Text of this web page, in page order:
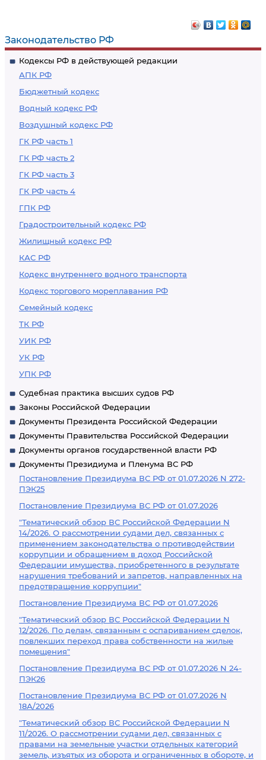
Законодательство РФ
Кодексы РФ в действующей редакции
АПК РФ
Бюджетный кодекс
Водный кодекс РФ
Воздушный кодекс РФ
ГК РФ часть 1
ГК РФ часть 2
ГК РФ часть 3
ГК РФ часть 4
ГПК РФ
Градостроительный кодекс РФ
Жилищный кодекс РФ
КАС РФ
Кодекс внутреннего водного транспорта
Кодекс торгового мореплавания РФ
Семейный кодекс
ТК РФ
УИК РФ
УК РФ
УПК РФ
Судебная практика высших судов РФ
Законы Российской Федерации
Документы Президента Российской Федерации
Документы Правительства Российской Федерации
Документы органов государственной власти РФ
Документы Президиума и Пленума ВС РФ
Постановление Президиума ВС РФ от 01.07.2026 N 272-
ПЭК25
Постановление Президиума ВС РФ от 01.07.2026
"Тематический обзор ВС Российской Федерации N
14/2026. О рассмотрении судами дел, связанных с
применением законодательства о противодействии
коррупции и обращением в доход Российской
Федерации имущества, приобретенного в результате
нарушения требований и запретов, направленных на
предотвращение коррупции"
Постановление Президиума ВС РФ от 01.07.2026
"Тематический обзор ВС Российской Федерации N
12/2026. По делам, связанным с оспариванием сделок,
повлекших переход права собственности на жилые
помещения"
Постановление Президиума ВС РФ от 01.07.2026 N 24-
ПЭК26
Постановление Президиума ВС РФ от 01.07.2026 N
18А/2026
"Тематический обзор ВС Российской Федерации N
11/2026. О рассмотрении судами дел, связанных с
правами на земельные участки отдельных категорий
земель, изъятых из оборота и ограниченных в обороте, и